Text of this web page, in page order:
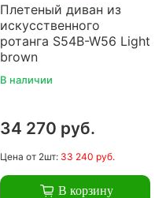
Плетеный диван из
искусственного
ротанга S54B-W56 Light
brown
В наличии
34 270 руб.
Цена от 2шт: 33 240 руб.
В корзину